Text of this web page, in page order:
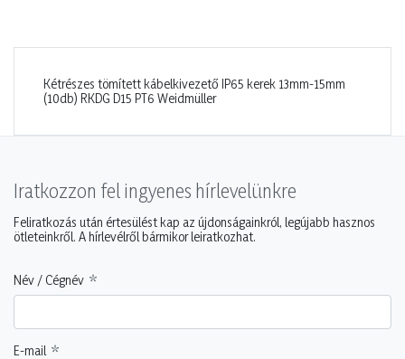
Kétrészes tömített kábelkivezető IP65 kerek 13mm-15mm
(10db) RKDG D15 PT6 Weidmüller
Iratkozzon fel ingyenes hírlevelünkre
Feliratkozás után értesülést kap az újdonságainkról, legújabb hasznos
ötleteinkről. A hírlevélről bármikor leiratkozhat.
Név / Cégnév
E-mail